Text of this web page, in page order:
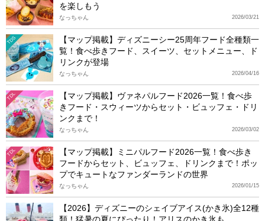
を楽しもう
2026/03/21
なっちゃん
TDS
【マップ掲載】ディズニーシー25周年フード全種類一
覧！食べ歩きフード、スイーツ、セットメニュー、ド
リンクが登場
2026/04/16
なっちゃん
TDL
【マップ掲載】ヴァネパルフード2026一覧！食べ歩
きフード・スウィーツからセット・ビュッフェ・ドリ
ンクまで！
2026/03/02
なっちゃん
TDL
【マップ掲載】ミニパルフード2026一覧！食べ歩き
フードからセット、ビュッフェ、ドリンクまで！ポッ
プでキュートなファンダーランドの世界
2026/01/15
なっちゃん
【2026】ディズニーのシェイブアイス(かき氷)全12種